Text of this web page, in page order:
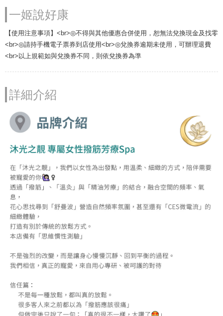
一姬說好康
【使用注意事項】<br>◎不得與其他優惠合併使用，恕無法兌換現金及找零
<br>◎請持手機電子票券到店使用<br>◎兌換券逾期未使用，可辦理退費
<br>以上規範如與兌換券不同，則依兌換券為準
詳細介紹